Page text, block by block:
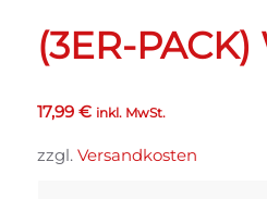
(3ER-
17,99 € inkl. MwSt.
zzgl. Versandkosten